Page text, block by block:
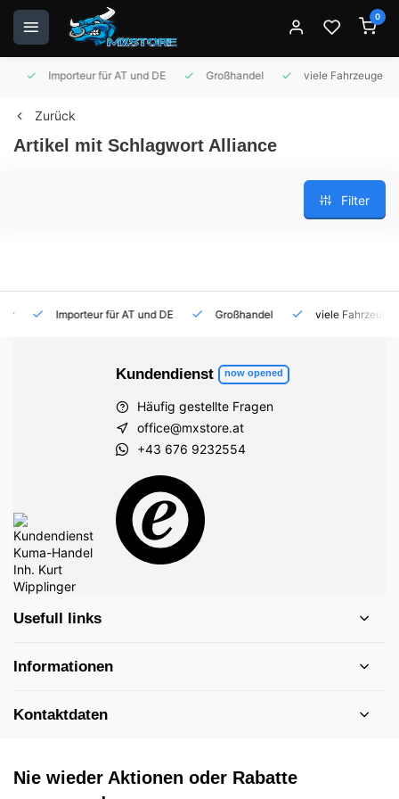
0
Importeur für AT und DE Großhandel viele Fahrzeuge auf
Zurück
Artikel mit Schlagwort Alliance
Filter
Importeur für AT und DE Großhandel viele Fahrzeuge auf
Kundendienst now opened
Häufig gestellte Fragen
office@mxstore.at
+43 676 9232554
Usefull links
Informationen
Kontaktdaten
Nie wieder Aktionen oder Rabatte